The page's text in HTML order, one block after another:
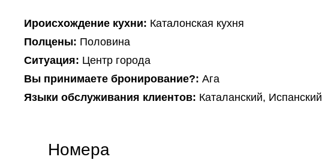
Ироисхождение кухни: Каталонская кухня
Полцены: Половина
Ситуация: Центр города
Вы принимаете бронирование?: Ага
Языки обслуживания клиентов: Каталанский, Испанский
Номера